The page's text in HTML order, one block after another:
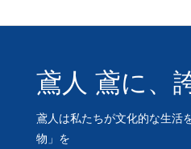
鳶人 鳶に、
鳶人は私たちが文化的な生活
物」を